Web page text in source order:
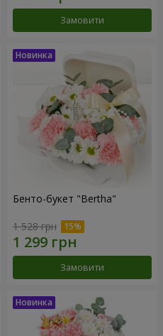
Замовити
Бенто-букет "Bertha"
1 528 грн
Замовити